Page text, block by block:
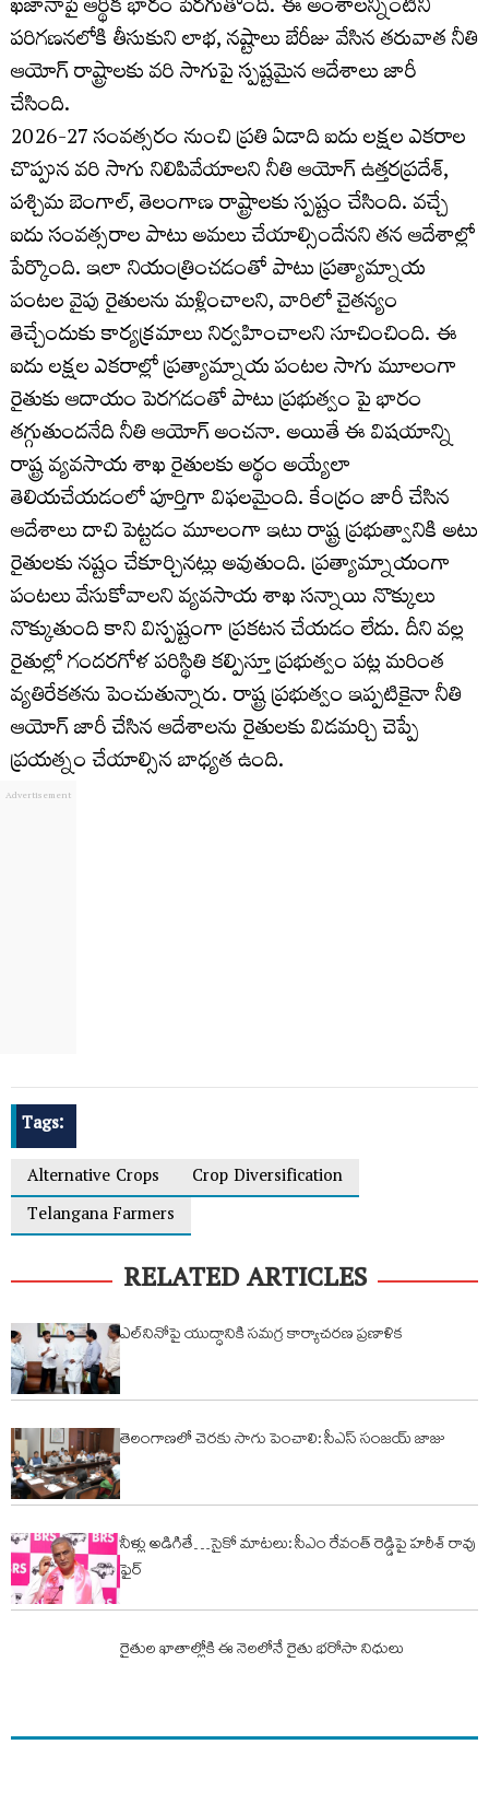
ఖజానాపై ఆర్థిక భారం పెరగుతోంది. ఈ అంశాలన్నింటిని
పరిగణనలోకి తీసుకుని లాభ, నష్టాలు బేరీజు వేసిన తరువాత నీతి
ఆయోగ్ రాష్ట్రాలకు వరి సాగుపై స్పష్టమైన ఆదేశాలు జారీ
చేసింది.
2026-27 సంవత్సరం నుంచి ప్రతి ఏడాది ఐదు లక్షల ఎకరాల
చొప్పున వరి సాగు నిలిపివేయాలని నీతి ఆయోగ్ ఉత్తరప్రదేశ్,
పశ్చిమ బెంగాల్, తెలంగాణ రాష్ట్రాలకు స్పష్టం చేసింది. వచ్చే
ఐదు సంవత్సరాల పాటు అమలు చేయాల్సిందేనని తన ఆదేశాల్లో
పేర్కొంది. ఇలా నియంత్రించడంతో పాటు ప్రత్యామ్నాయ
పంటల వైపు రైతులను మళ్లించాలని, వారిలో చైతన్యం
తెచ్చేందుకు కార్యక్రమాలు నిర్వహించాలని సూచించింది. ఈ
ఐదు లక్షల ఎకరాల్లో ప్రత్యామ్నాయ పంటల సాగు మూలంగా
రైతుకు ఆదాయం పెరగడంతో పాటు ప్రభుత్వం పై భారం
తగ్గుతుందనేది నీతి ఆయోగ్ అంచనా. అయితే ఈ విషయాన్ని
రాష్ట్ర వ్యవసాయ శాఖ రైతులకు అర్థం అయ్యేలా
తెలియచేయడంలో పూర్తిగా విఫలమైంది. కేంద్రం జారీ చేసిన
ఆదేశాలు దాచి పెట్టడం మూలంగా ఇటు రాష్ట్ర ప్రభుత్వానికి అటు
రైతులకు నష్టం చేకూర్చినట్లు అవుతుంది. ప్రత్యామ్నాయంగా
పంటలు వేసుకోవాలని వ్యవసాయ శాఖ సన్నాయి నొక్కులు
నొక్కుతుంది కాని విస్పష్టంగా ప్రకటన చేయడం లేదు. దీని వల్ల
రైతుల్లో గందరగోళ పరిస్థితి కల్పిస్తూ ప్రభుత్వం పట్ల మరింత
వ్యతిరేకతను పెంచుతున్నారు. రాష్ట్ర ప్రభుత్వం ఇప్పటికైనా నీతి
ఆయోగ్ జారీ చేసిన ఆదేశాలను రైతులకు విడమర్చి చెప్పే
ప్రయత్నం చేయాల్సిన బాధ్యత ఉంది.
Tags:
Alternative Crops
Crop Diversification
Telangana Farmers
RELATED ARTICLES
ఎల్‌నినోపై యుద్ధానికి సమగ్ర కార్యాచరణ ప్రణాళిక
తెలంగాణలో చెరకు సాగు పెంచాలి: సీఎస్ సంజయ్ జాజు
నీళ్లు అడిగితే…సైకో మాటలు: సీఎం రేవంత్ రెడ్డిపై హరీశ్ రావు
ఫైర్
రైతుల ఖాతాల్లోకి ఈ నెలలోనే రైతు భరోసా నిధులు